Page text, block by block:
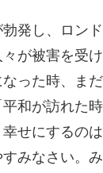
発し、ロン
が被害を受
った時、ま
和が訪れた
せにするの
みなさい。